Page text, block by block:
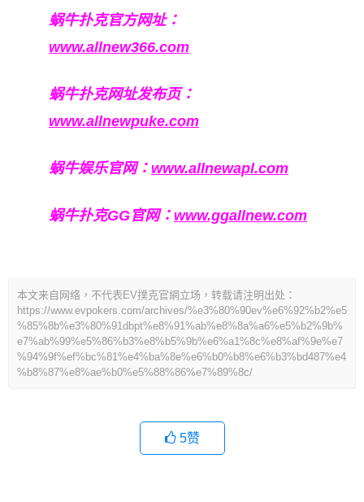
蜗牛扑克官方网址：
www.allnew366.com
蜗牛扑克网址发布页：
www.allnewpuke.com
蜗牛娱乐官网： www.allnewapl.com
蜗牛扑克GG官网： www.ggallnew.com
本文来自网络，不代表EV撲克官網立场，转载请注明出处：
https://www.evpokers.com/archives/%e3%80%90ev%e6%92%b2%e5
%85%8b%e3%80%91dbpt%e8%91%ab%e8%8a%a6%e5%b2%9b%
e7%ab%99%e5%86%b3%e8%b5%9b%e6%a1%8c%e8%af%9e%e7
%94%9f%ef%bc%81%e4%ba%8e%e6%b0%b8%e6%b3%bd487%e4
%b8%87%e8%ae%b0%e5%88%86%e7%89%8c/
5赞